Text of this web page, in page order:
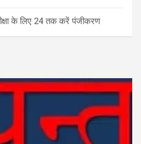
के लिए 24 तक करें पंजीकरण